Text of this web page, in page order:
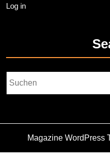
Log in
Magazine WordPress